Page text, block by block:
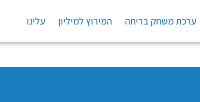
ערכת משחק בריחה המירוץ למיליון עלינו